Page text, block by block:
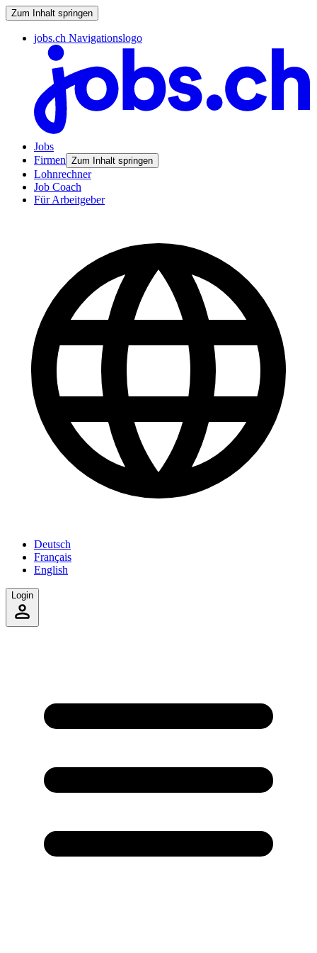
Zum Inhalt springen
jobs.ch Navigationslogo
Jobs
Firmen Zum Inhalt springen
Lohnrechner
Job Coach
Für Arbeitgeber
Deutsch
Français
English
Login